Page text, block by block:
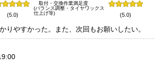
(5.0)
取付・交換作業満足度
(バランス調整・タイヤワックス
仕上げ等)
(5.0)
りやすかった。また、次回もお願いしたい。